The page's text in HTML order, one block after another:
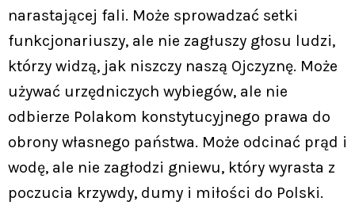
narastającej fali. Może sprowadzać setki
funkcjonariuszy, ale nie zagłuszy głosu ludzi,
którzy widzą, jak niszczy naszą Ojczyznę. Może
używać urzędniczych wybiegów, ale nie
odbierze Polakom konstytucyjnego prawa do
obrony własnego państwa. Może odcinać prąd i
wodę, ale nie zagłodzi gniewu, który wyrasta z
poczucia krzywdy, dumy i miłości do Polski.